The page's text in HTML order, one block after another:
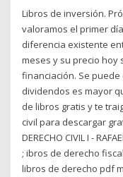
Libros de inversión.
valoramos el primer
diferencia existente
meses y su precio hoy
financiación. Se
dividendos es mayor
de libros gratis y te
civil para descargar
DERECHO CIVIL I -
; ibros de derecho
libros de derecho pdf